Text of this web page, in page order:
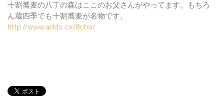
十割蕎麦の八丁の森はここのお父さんがやってます。もちろ
ん蔵四季でも十割蕎麦が名物です。
http://www.adds.cx/8cho/